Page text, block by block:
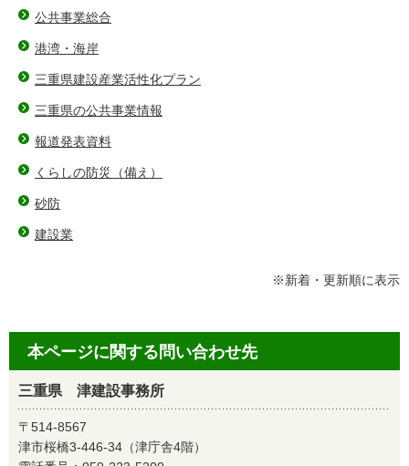
公共事業総合
港湾・海岸
三重県建設産業活性化プラン
三重県の公共事業情報
報道発表資料
くらしの防災（備え）
砂防
建設業
※新着・更新順に表示
本ページに関する問い合わせ先
三重県 津建設事務所
〒514-8567
津市桜橋3-446-34（津庁舎4階）